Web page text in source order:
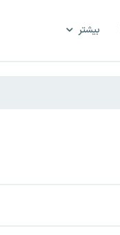
بیشتر